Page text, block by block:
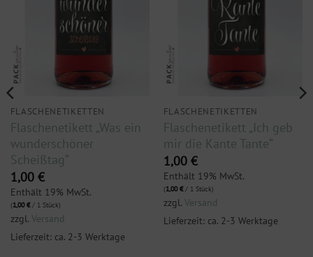
FLASCHENETIKETTEN
Flaschenetikett „Was ein
wunderschöner
Scheißtag“
1,00 €
Enthält 19% MwSt.
(1,00€/ 1 Stück)
zzgl. Versand
Lieferzeit: ca. 2-3 Werktage
FLASCHENETIKETTEN
Flaschenetikett „Ich geb
mir die Kante Tante“
1,00 €
Enthält 19% MwSt.
(1,00€/ 1 Stück)
zzgl. Versand
Lieferzeit: ca. 2-3 Werktage